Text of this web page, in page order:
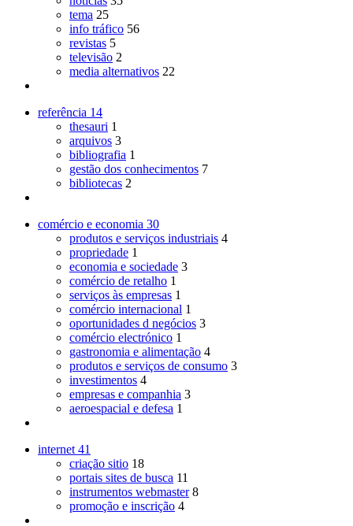
tema 25
info tráfico 56
revistas 5
televisão 2
media alternativos 22
referência 14
thesauri 1
arquivos 3
bibliografia 1
gestão dos conhecimentos 7
bibliotecas 2
comércio e economia 30
produtos e serviços industriais 4
propriedade 1
economia e sociedade 3
comércio de retalho 1
serviços às empresas 1
comércio internacional 1
oportunidades d negócios 3
comércio electrónico 1
gastronomia e alimentação 4
produtos e serviços de consumo 3
investimentos 4
empresas e companhia 3
aeroespacial e defesa 1
internet 41
criação sitio 18
portais sites de busca 11
instrumentos webmaster 8
promoção e inscrição 4